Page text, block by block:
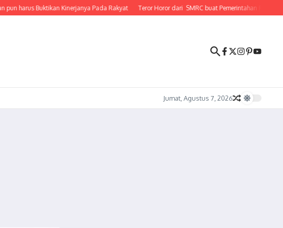
harus Buktikan Kinerjanya Pada Rakyat Teror Horor dari SMRC buat Pemerintahan Prabowo
Jumat, Agustus 7, 2026